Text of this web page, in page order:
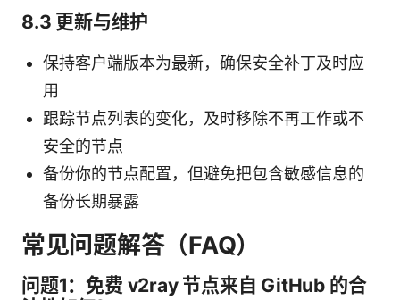
8.3 更新与维护
保持客户端版本为最新，确保安全补丁及时应
用
跟踪节点列表的变化，及时移除不再工作或不
安全的节点
备份你的节点配置，但避免把包含敏感信息的
备份长期暴露
常见问题解答（FAQ）
问题1：免费 v2ray 节点来自 GitHub 的合